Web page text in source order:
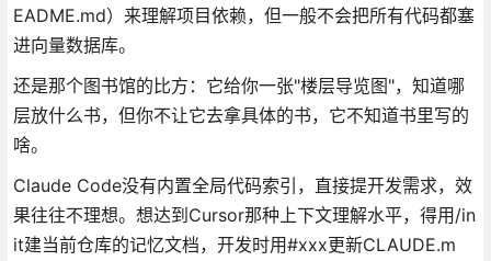
EADME.md）来理解项目依赖，但一般不会把所有代码都塞
进向量数据库。
还是那个图书馆的比方：它给你一张"楼层导览图"，知道哪
层放什么书，但你不让它去拿具体的书，它不知道书里写的
啥。
Claude Code没有内置全局代码索引，直接提开发需求，效
果往往不理想。想达到Cursor那种上下文理解水平，得用/in
it建当前仓库的记忆文档，开发时用#xxx更新CLAUDE.m